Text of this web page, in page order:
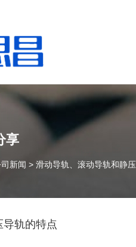
享
新闻 > 滑动导轨、滚动导轨和静压
轨的特点